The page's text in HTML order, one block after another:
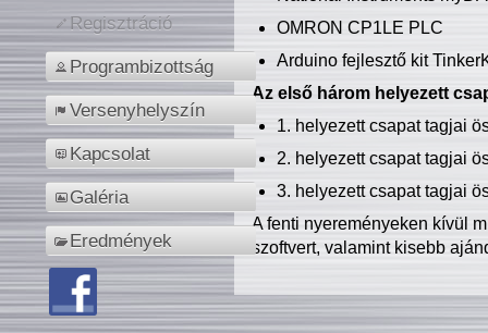
Regisztráció
Programbizottság
Versenyhelyszín
Kapcsolat
Galéria
Eredmények
OMRON CP1LE PLC
Arduino fejlesztő kit
Az első három helyezett
1. helyezett csapat tagjai
2. helyezett csapat tagjai
3. helyezett csapat tagjai
A fenti nyereményeken kívül
szoftvert, valamint kisebb